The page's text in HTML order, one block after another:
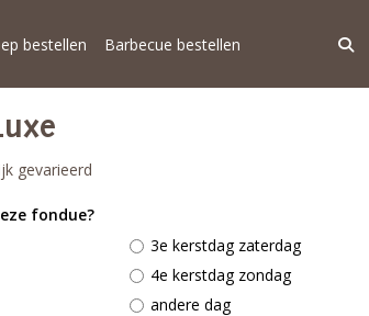
bestellen Barbecue bestellen
gevarieerd
fondue?
3e kerstdag zaterdag
4e kerstdag zondag
andere dag